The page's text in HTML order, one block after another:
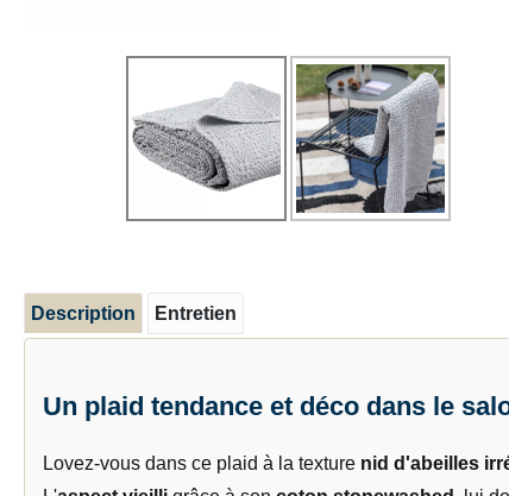
Description Entretien
Un plaid tendance et déco dans le
Lovez-vous dans ce plaid à la texture nid d'abeilles